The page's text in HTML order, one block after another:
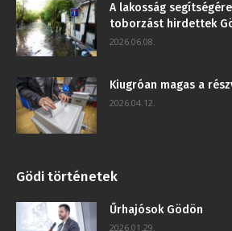
A lakosság
toborzást hirdettek
2026.06.08.
Kiugróan magas a
2026.04.12.
Gödi történetek
Űrhajósok Gödön
2026.01.29.